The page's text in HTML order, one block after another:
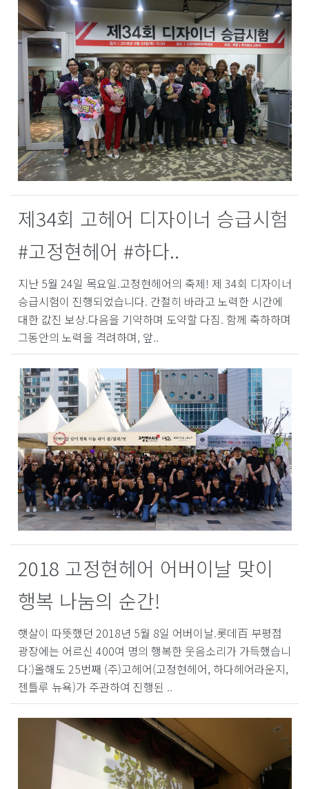
제34회 고헤어 디자이너 승급시험
#고정현헤어 #하다..
지난 5월 24일 목요일.고정현헤어의 축제! 제 34회 디자이너
승급시험이 진행되었습니다. 간절히 바라고 노력한 시간에
대한 값진 보상.다음을 기약하며 도약할 다짐. 함께 축하하며
그동안의 노력을 격려하며, 앞..
2018 고정현헤어 어버이날 맞이
행복 나눔의 순간!
햇살이 따뜻했던 2018년 5월 8일 어버이날.롯데百 부평점
광장에는 어르신 400여 명의 행복한 웃음소리가 가득했습니
다:)올해도 25번째 (주)고헤어(고정현헤어, 하다헤어라운지,
젠틀루 뉴욕)가 주관하여 진행된 ..